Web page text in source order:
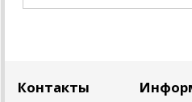
Контакты